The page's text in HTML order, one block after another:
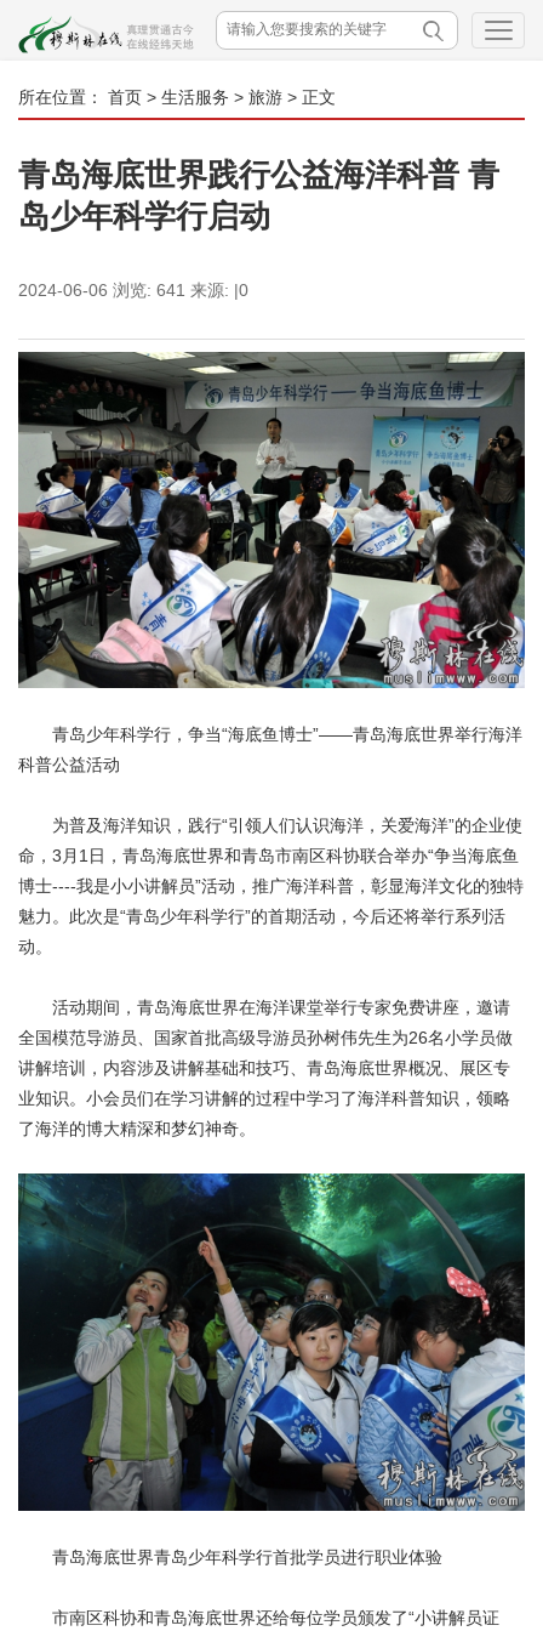
所在位置： 首页 > 生活服务 > 旅游 > 正文
青岛海底世界践行公益海洋科普 青
岛少年科学行启动
2024-06-06 浏览: 641 来源: |0
青岛少年科学行，争当“海底鱼博士”——青岛海底世界举行海洋
科普公益活动
为普及海洋知识，践行“引领人们认识海洋，关爱海洋”的企业使
命，3月1日，青岛海底世界和青岛市南区科协联合举办“争当海底鱼
博士----我是小小讲解员”活动，推广海洋科普，彰显海洋文化的独特
魅力。此次是“青岛少年科学行”的首期活动，今后还将举行系列活
动。
活动期间，青岛海底世界在海洋课堂举行专家免费讲座，邀请
全国模范导游员、国家首批高级导游员孙树伟先生为26名小学员做
讲解培训，内容涉及讲解基础和技巧、青岛海底世界概况、展区专
业知识。小会员们在学习讲解的过程中学习了海洋科普知识，领略
了海洋的博大精深和梦幻神奇。
青岛海底世界青岛少年科学行首批学员进行职业体验
市南区科协和青岛海底世界还给每位学员颁发了“小讲解员证